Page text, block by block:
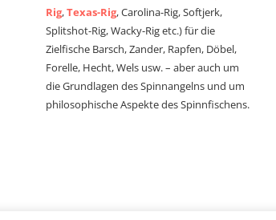
Rig,Texas-Rig, Carolina-Rig, Softjerk,
Splitshot-Rig, Wacky-Rig etc.) für die
Zielfische Barsch, Zander, Rapfen, Döbel,
Forelle, Hecht, Wels usw. – aber auch um
die Grundlagen des Spinnangelns und um
philosophische Aspekte des Spinnfischens.